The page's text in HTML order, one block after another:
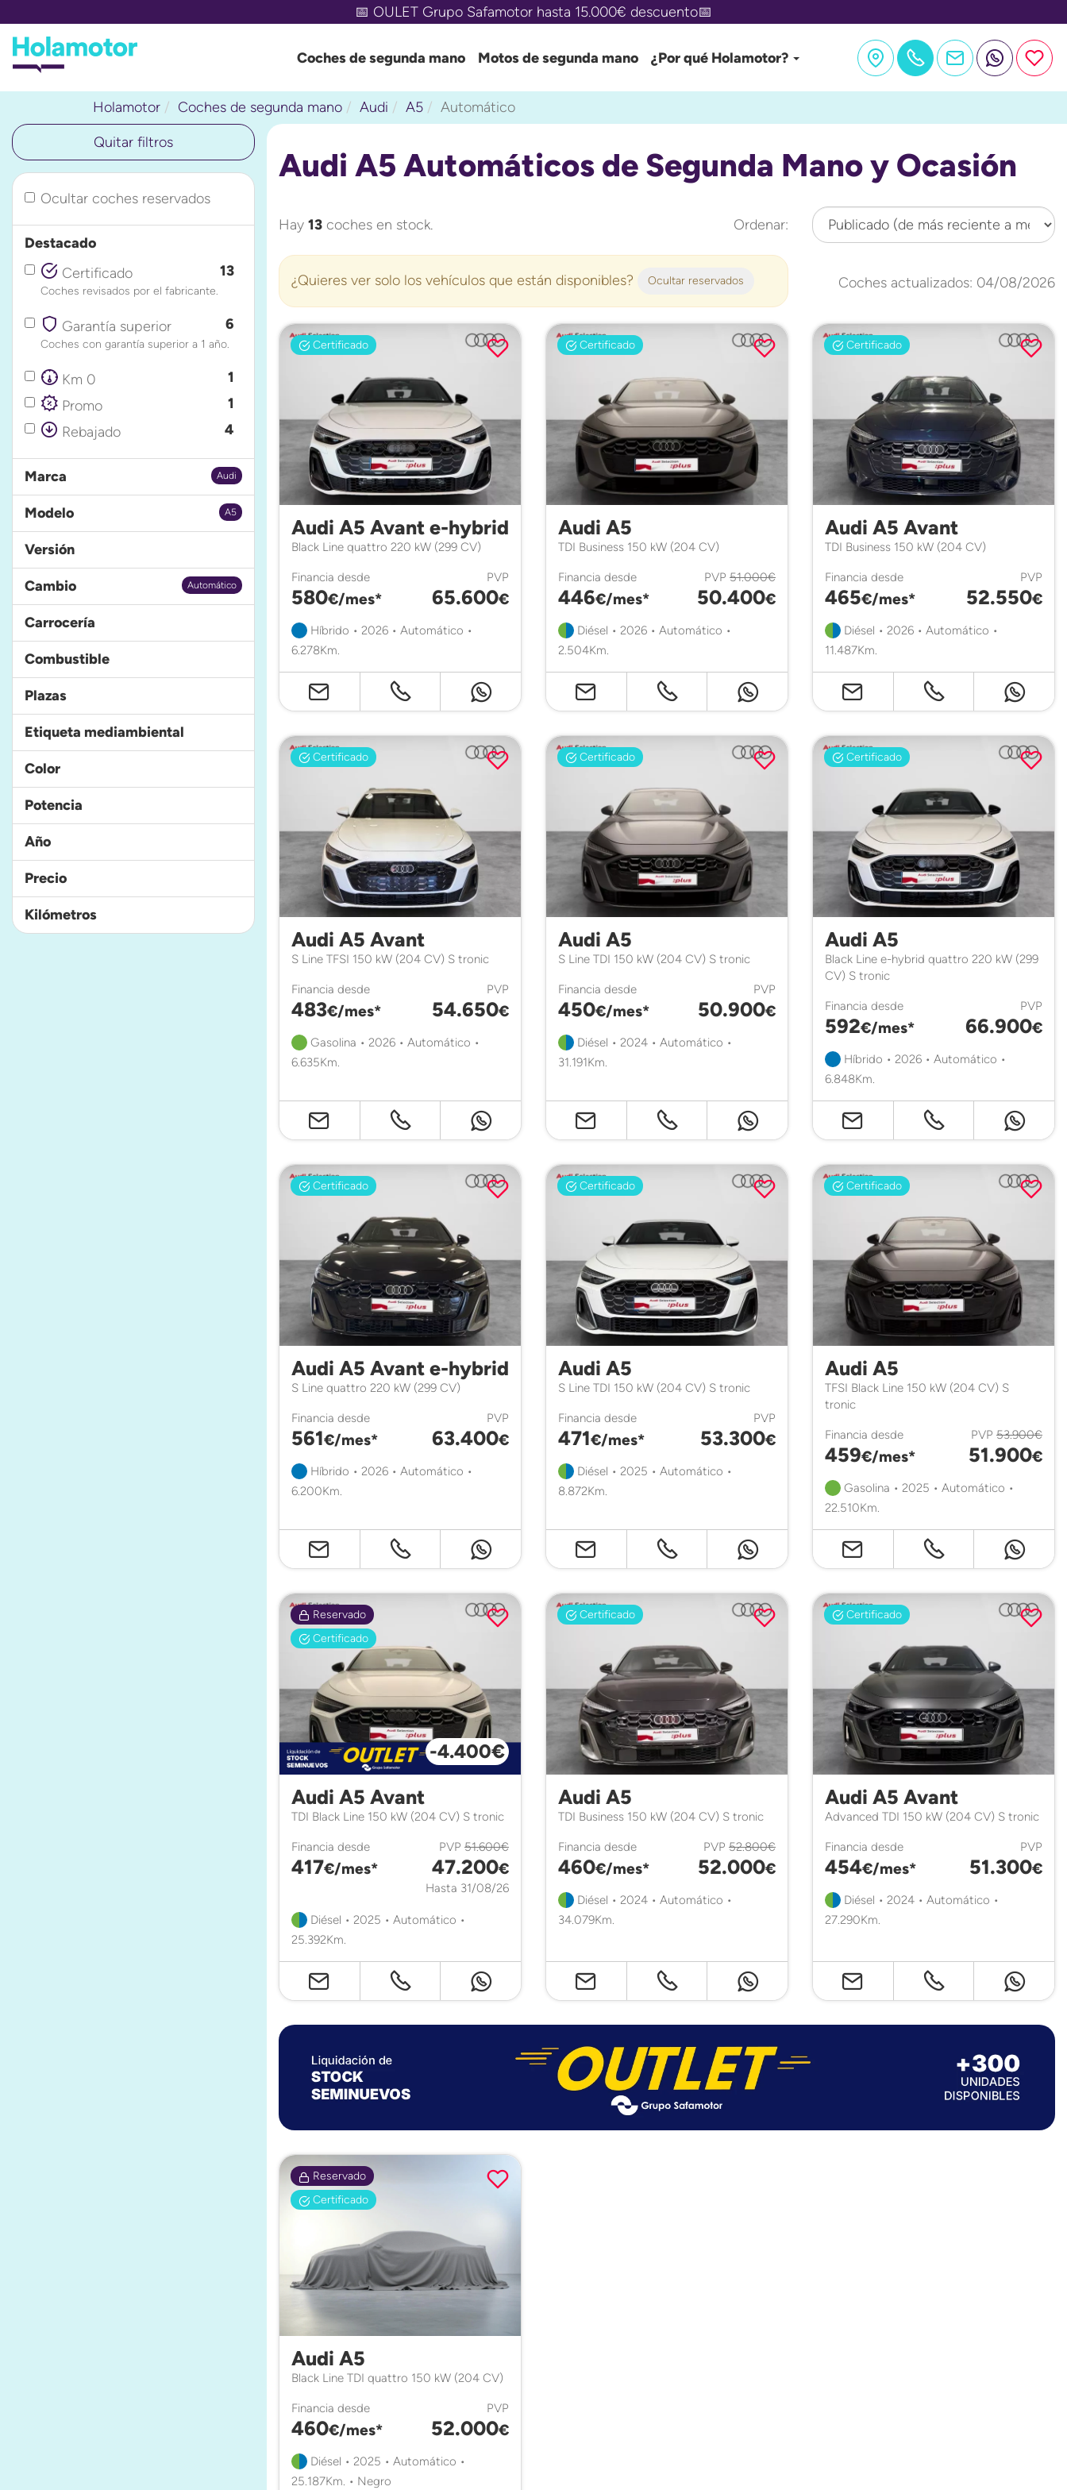
🚗 MÁS DE 800 COCHES CON MENOS DE 3 AÑOS 🚗
Coches de segunda mano Motos de segunda mano ¿Por qué Holamotor?
Holamotor Coches de segunda mano Audi A5 Automático
Audi A5 Automáticos de Segunda Mano y Ocasión
Hay 13 coches en stock. Ordenar:
¿Quieres ver solo los vehículos que están disponibles? Ocultar reservados Coches actualizados: 04/08/2026
Certificado
Audi A5 Avant e-hybrid
Black Line quattro 220 kW (299 CV)
Financia desde
580€/mes*
PVP
65.600€
Híbrido • 2026 • Automático •
6.278Km.
Certificado
Audi A5
TDI Business 150 kW (204 CV)
Financia desde
446€/mes*
PVP 51.000€
50.400€
Diésel • 2026 • Automático •
2.504Km.
Certificado
Audi A5 Avant
TDI Business 150 kW (204 CV)
Financia desde
465€/mes*
PVP
52.550€
Diésel • 2026 • Automático •
11.487Km.
Certificado
Audi A5 Avant
S Line TFSI 150 kW (204 CV) S tronic
Financia desde
483€/mes*
PVP
54.650€
Gasolina • 2026 • Automático •
6.635Km.
Certificado
Audi A5
S Line TDI 150 kW (204 CV) S tronic
Financia desde
450€/mes*
PVP
50.900€
Diésel • 2024 • Automático •
31.191Km.
Certificado
Audi A5
Black Line e-hybrid quattro 220 kW (299
CV) S tronic
Financia desde
592€/mes*
PVP
66.900€
Híbrido • 2026 • Automático •
6.848Km.
Certificado
Audi A5 Avant e-hybrid
S Line quattro 220 kW (299 CV)
Financia desde
561€/mes*
PVP
63.400€
Híbrido • 2026 • Automático •
6.200Km.
Certificado
Audi A5
S Line TDI 150 kW (204 CV) S tronic
Financia desde
471€/mes*
PVP
53.300€
Diésel • 2025 • Automático •
8.872Km.
Certificado
Audi A5
TFSI Black Line 150 kW (204 CV) S
tronic
Financia desde
459€/mes*
PVP 53.900€
51.900€
Gasolina • 2025 • Automático •
22.510Km.
Reservado
Certificado
-4.400€
Audi A5 Avant
TDI Black Line 150 kW (204 CV) S tronic
Financia desde
417€/mes*
PVP 51.600€
47.200€
Hasta 31/08/26
Diésel • 2025 • Automático •
25.392Km.
Certificado
Audi A5
TDI Business 150 kW (204 CV) S tronic
Financia desde
460€/mes*
PVP 52.800€
52.000€
Diésel • 2024 • Automático •
34.079Km.
Certificado
Audi A5 Avant
Advanced TDI 150 kW (204 CV) S tronic
Financia desde
454€/mes*
PVP
51.300€
Diésel • 2024 • Automático •
27.290Km.
Reservado
Certificado
Audi A5
Black Line TDI quattro 150 kW (204 CV)
Financia desde
460€/mes*
PVP
52.000€
Diésel • 2025 • Automático •
25.187Km. • Negro
Quitar filtros
Ocultar coches reservados
Destacado
Certificado
13
Coches revisados por el fabricante.
Garantía superior 6
Coches con garantía superior a 1 año.
Km 0
1
Promo
1
Rebajado
4
Audi
Marca
A5
Modelo
Versión
Automático
Cambio
Carrocería
Combustible
Plazas
Etiqueta mediambiental
Color
Potencia
Año
Precio
Kilómetros